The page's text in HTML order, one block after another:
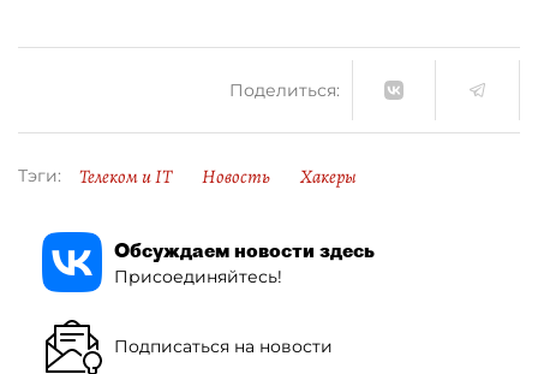
Поделиться:
Тэги: Телеком и IT Новость Хакеры
Обсуждаем новости здесь
Присоединяйтесь!
Подписаться на новости